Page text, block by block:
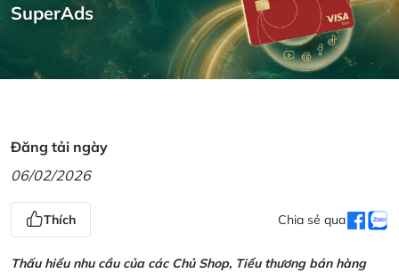
SuperAds
Đăng tải ngày
06/02/2026
Thích Chia sẻ qua
Thấu hiểu nhu cầu của các Chủ Shop, Tiểu thương bán hàng